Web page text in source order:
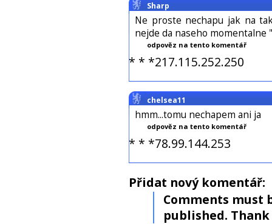
Sharp
Ne proste nechapu jak na
nejde da naseho momentalne
odpověz na tento komentář
* * *217.115.252.250
chelsea11
hmm...tomu nechapem ani ja
odpověz na tento komentář
* * *78.99.144.253
Přidat nový komentář:
Comments must
published. Thank